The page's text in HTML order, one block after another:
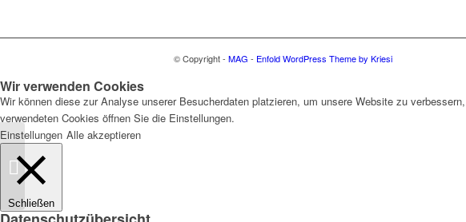
© Copyright - MAG - Enfold WordPress Theme by Kriesi
Zuschauertreff am
Bottwartal-Marathon
2013
Wir verwenden Cookies
Wir können diese zur Analyse unserer Besucherdaten platzieren, um unsere Website zu
verwendeten Cookies öffnen Sie die Einstellungen.
Einstellungen Alle akzeptieren
Schließen